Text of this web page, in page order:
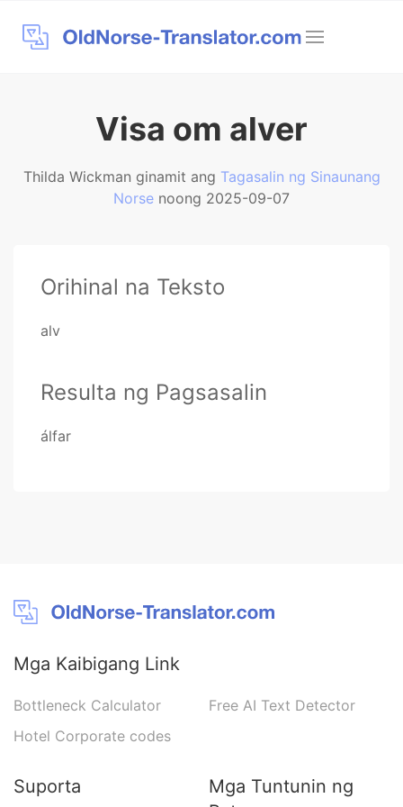
Visa om alver
Thilda Wickman ginamit ang Tagasalin ng Sinaunang
Norse noong 2025-09-07
Orihinal na Teksto
alv
Resulta ng Pagsasalin
álfar
Mga Kaibigang Link
Bottleneck Calculator
Hotel Corporate codes
Free AI Text Detector
Suporta
Mga Tuntunin ng